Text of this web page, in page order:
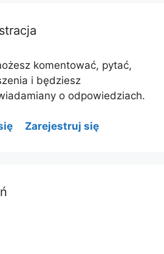
komentować, pytać,
i będziesz
o odpowiedziach.
Zarejestruj się